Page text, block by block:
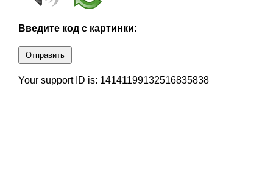
Введите код с картинки:
Отправить
Your support ID is: 14141199132516835838